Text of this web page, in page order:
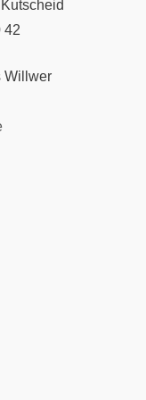
42
Willwer